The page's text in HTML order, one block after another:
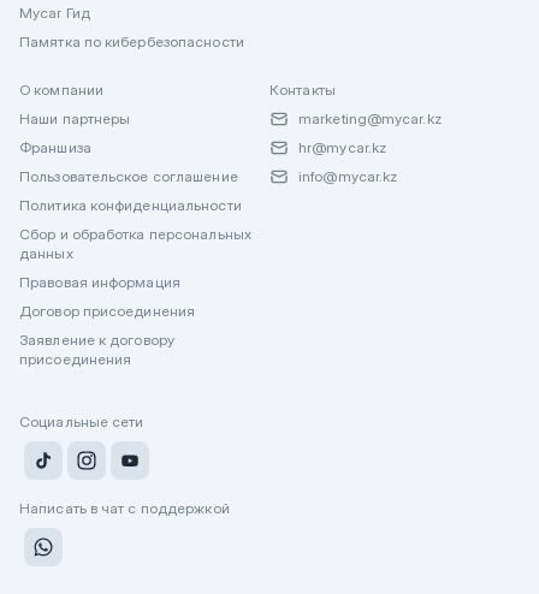
Mycar Гид
Памятка по кибербезопасности
О компании
Наши партнеры
Франшиза
Пользовательское соглашение
Политика конфиденциальности
Сбор и обработка персональных
данных
Правовая информация
Договор присоединения
Заявление к договору
присоединения
Контакты
marketing@mycar.kz
hr@mycar.kz
info@mycar.kz
Социальные сети
Написать в чат с поддержкой